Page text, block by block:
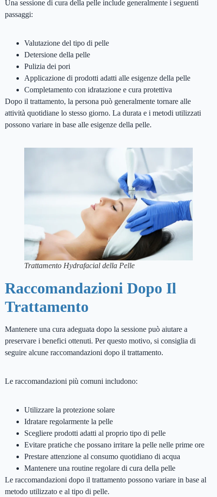
Una sessione di cura della pelle include generalmente i seguenti
passaggi:
Valutazione del tipo di pelle
Detersione della pelle
Pulizia dei pori
Applicazione di prodotti adatti alle esigenze della pelle
Completamento con idratazione e cura protettiva
Dopo il trattamento, la persona può generalmente tornare alle
attività quotidiane lo stesso giorno. La durata e i metodi utilizzati
possono variare in base alle esigenze della pelle.
Trattamento Hydrafacial della Pelle
Raccomandazioni Dopo Il
Trattamento
Mantenere una cura adeguata dopo la sessione può aiutare a
preservare i benefici ottenuti. Per questo motivo, si consiglia di
seguire alcune raccomandazioni dopo il trattamento.
Le raccomandazioni più comuni includono:
Utilizzare la protezione solare
Idratare regolarmente la pelle
Scegliere prodotti adatti al proprio tipo di pelle
Evitare pratiche che possano irritare la pelle nelle prime ore
Prestare attenzione al consumo quotidiano di acqua
Mantenere una routine regolare di cura della pelle
Le raccomandazioni dopo il trattamento possono variare in base al
metodo utilizzato e al tipo di pelle.